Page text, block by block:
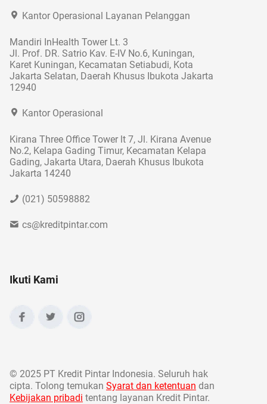
Kantor Operasional Layanan Pelanggan
Mandiri InHealth Tower Lt. 3
Jl. Prof. DR. Satrio Kav. E-IV No.6, Kuningan,
Karet Kuningan, Kecamatan Setiabudi, Kota
Jakarta Selatan, Daerah Khusus Ibukota Jakarta
12940
Kantor Operasional
Kirana Three Office Tower lt 7, Jl. Kirana Avenue
No.2, Kelapa Gading Timur, Kecamatan Kelapa
Gading, Jakarta Utara, Daerah Khusus Ibukota
Jakarta 14240
(021) 50598882
cs@kreditpintar.com
Ikuti Kami
© 2025 PT Kredit Pintar Indonesia. Seluruh hak
cipta. Tolong temukan Syarat dan ketentuan dan
Kebijakan pribadi tentang layanan Kredit Pintar.